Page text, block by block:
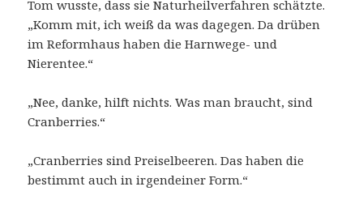
Tom wusste, dass sie Naturheilverfahren schätzte.
„Komm mit, ich weiß da was dagegen. Da drüben
im Reformhaus haben die Harnwege- und
Nierentee.“
„Nee, danke, hilft nichts. Was man braucht, sind
Cranberries.“
„Cranberries sind Preiselbeeren. Das haben die
bestimmt auch in irgendeiner Form.“